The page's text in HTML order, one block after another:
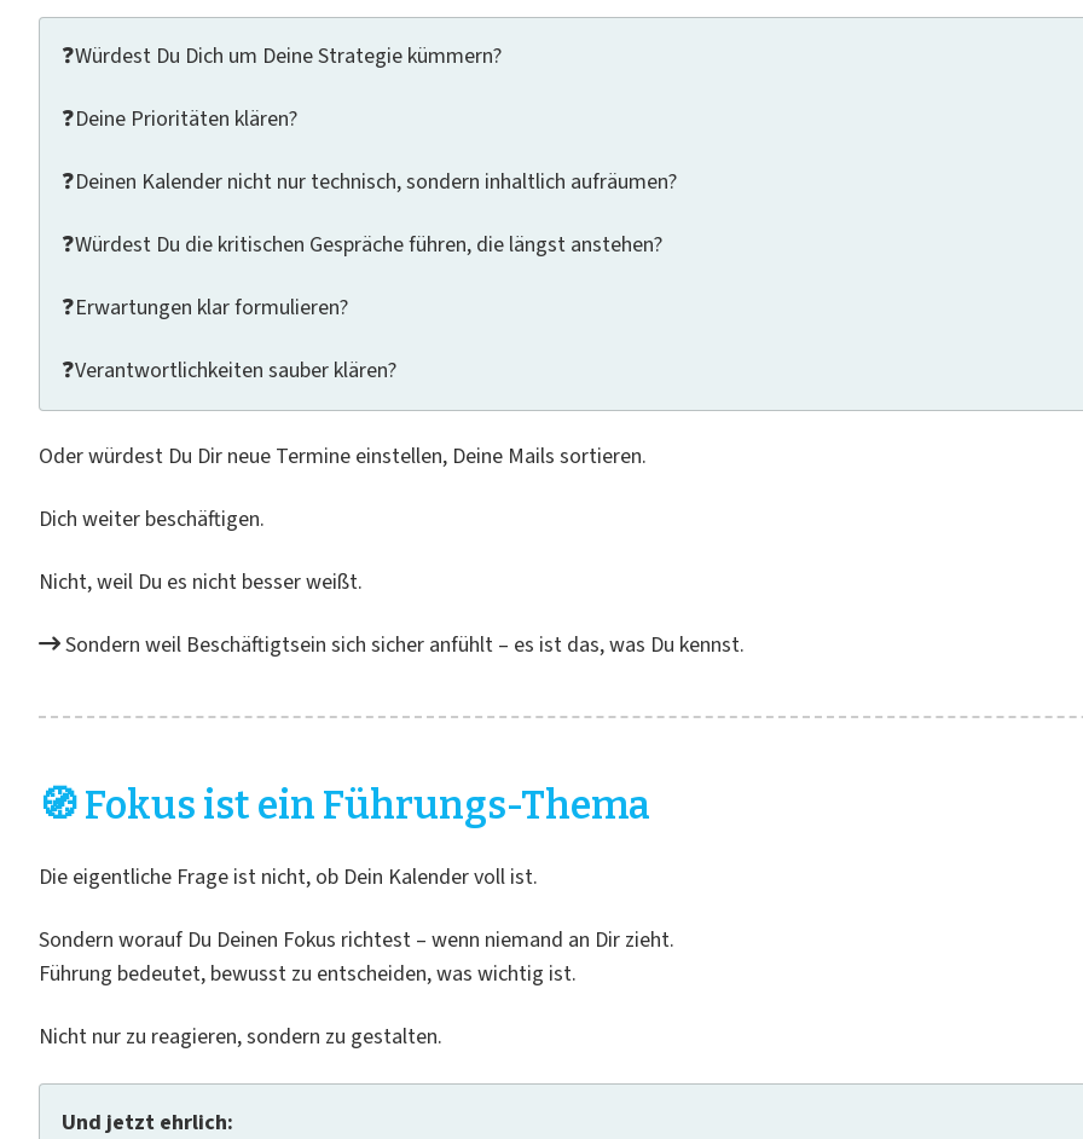
❓Würdest Du Dich um Deine Strategie kümmern?
❓Deine Prioritäten klären?
❓Deinen Kalender nicht nur technisch, sondern inhaltlich aufräumen?
❓Würdest Du die kritischen Gespräche führen, die längst anstehen?
❓Erwartungen klar formulieren?
❓Verantwortlichkeiten sauber klären?
Oder würdest Du Dir neue Termine einstellen, Deine Mails sortieren.
Dich weiter beschäftigen.
Nicht, weil Du es nicht besser weißt.
Sondern weil Beschäftigtsein sich sicher anfühlt – es ist das, was Du kennst.
🧭 Fokus ist ein Führungs-Thema
Die eigentliche Frage ist nicht, ob Dein Kalender voll ist.
Sondern worauf Du Deinen Fokus richtest – wenn niemand an Dir zieht.
Führung bedeutet, bewusst zu entscheiden, was wichtig ist.
Nicht nur zu reagieren, sondern zu gestalten.
Und jetzt ehrlich: